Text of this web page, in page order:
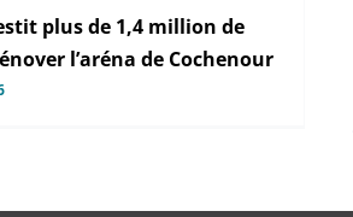
plus de 1,4 million de
l’aréna de Cochenour